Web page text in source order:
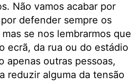
Não vamos acabar por
defender sempre os
se nos lembrarmos que
ecrã, da rua ou do estádio
apenas outras pessoas,
reduzir alguma da tensão